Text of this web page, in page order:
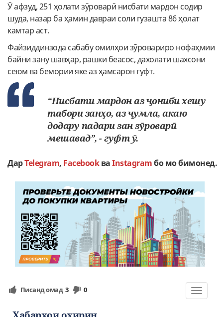
Ӯ афзуд, 251 ҳолати зӯроварӣ нисбати мардон содир
шуда, назар ба ҳамин давраи соли гузашта 86 ҳолат
камтар аст.
Файзиддинзода сабабу омилҳои зӯровариро нофаҳмии
байни зану шавҳар, рашки беасос, дахолати шахсони
сеюм ва бемории яке аз ҳамсарон гуфт.
“Нисбати мардон аз ҷониби хешу
табори занҳо, аз ҷумла, акаю
додару падари зан зӯроварӣ
мешавад”, - гуфт ӯ.
ДарTelegram, FacebookваInstagramбо мо бимонед.
Toggle
Писанд омад 3 0